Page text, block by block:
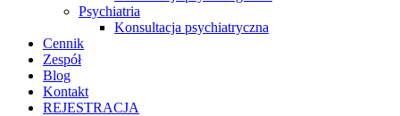
Psychiatria
Konsultacja psychiatryczna
Cennik
Zespół
Blog
Kontakt
REJESTRACJA